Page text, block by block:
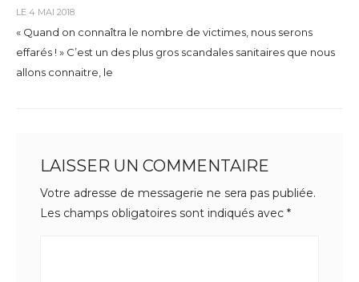
LE 4 MAI 2018
« Quand on connaîtra le nombre de victimes, nous serons
effarés ! » C’est un des plus gros scandales sanitaires que nous
allons connaitre, le
LAISSER UN COMMENTAIRE
Votre adresse de messagerie ne sera pas publiée.
Les champs obligatoires sont indiqués avec *